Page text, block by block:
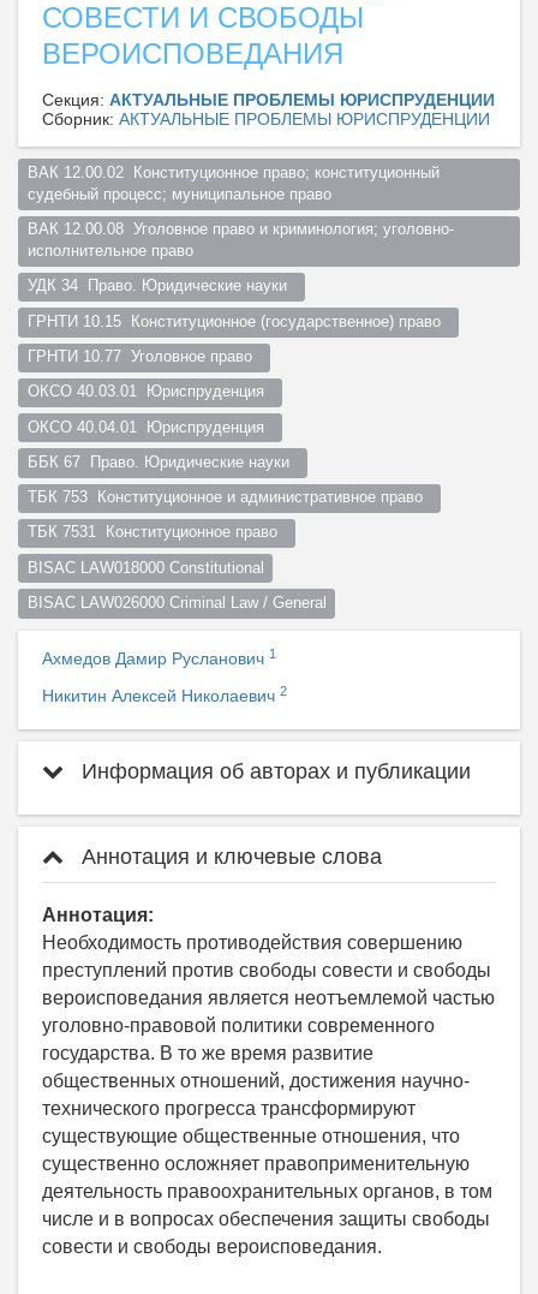
СОВЕСТИ И СВОБОДЫ
ВЕРОИСПОВЕДАНИЯ
Секция: АКТУАЛЬНЫЕ ПРОБЛЕМЫ ЮРИСПРУДЕНЦИИ
Сборник: АКТУАЛЬНЫЕ ПРОБЛЕМЫ ЮРИСПРУДЕНЦИИ
ВАК 12.00.02  Конституционное право; конституционный
судебный процесс; муниципальное право
ВАК 12.00.08  Уголовное право и криминология; уголовно-
исполнительное право
УДК 34  Право. Юридические науки
ГРНТИ 10.15  Конституционное (государственное) право
ГРНТИ 10.77  Уголовное право
ОКСО 40.03.01  Юриспруденция
ОКСО 40.04.01  Юриспруденция
ББК 67  Право. Юридические науки
ТБК 753  Конституционное и административное право
ТБК 7531  Конституционное право
BISAC LAW018000 Constitutional
BISAC LAW026000 Criminal Law / General
Ахмедов Дамир Русланович 1
Никитин Алексей Николаевич 2
Информация об авторах и публикации
Аннотация и ключевые слова
Аннотация:
Необходимость противодействия совершению
преступлений против свободы совести и свободы
вероисповедания является неотъемлемой частью
уголовно-правовой политики современного
государства. В то же время развитие
общественных отношений, достижения научно-
технического прогресса трансформируют
существующие общественные отношения, что
существенно осложняет правоприменительную
деятельность правоохранительных органов, в том
числе и в вопросах обеспечения защиты свободы
совести и свободы вероисповедания.